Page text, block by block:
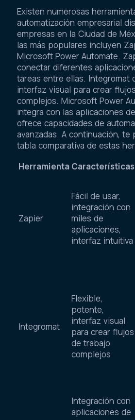
Existen numerosas
automatización empresarial
empresas en la Ciudad de
las más populares incluyen
Microsoft Power Automate.
conectar diferentes
tareas entre ellas. Integromat
interfaz visual para crear
complejos. Microsoft Power
integra con las aplicaciones
ofrece capacidades de
avanzadas. A continuación, te
tabla comparativa de estas
Herramienta Características
Zapier
Fácil de usar,
integración con
miles de
aplicaciones,
interfaz intuitiva
Integromat
Flexible,
potente,
interfaz visual
para crear flujos
de trabajo
complejos
Integración con
aplicaciones de